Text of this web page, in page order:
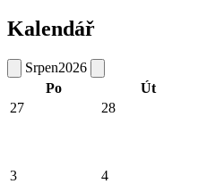
Kalendář
Srpen2026
Po
Út
27
28
3 4